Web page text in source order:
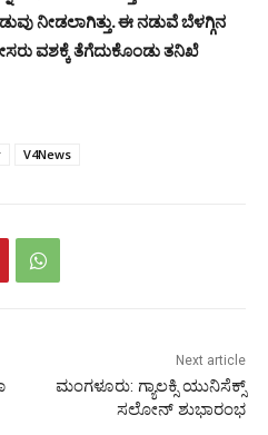
ನೀಡಲಾಗಿತ್ತು. ಈ ನಡುವೆ ಬೆಳಗ್ಗಿನ
ವಶಕ್ಕೆ ತೆಗೆದುಕೊಂಡು ತನಿಖೆ
V4News
Next article
ಮಂಗಳೂರು: ಗ್ಯಾಲಕ್ಸಿ ಯುನಿಸೆಕ್ಸ್
ಸಲೋನ್ ಶುಭಾರಂಭ